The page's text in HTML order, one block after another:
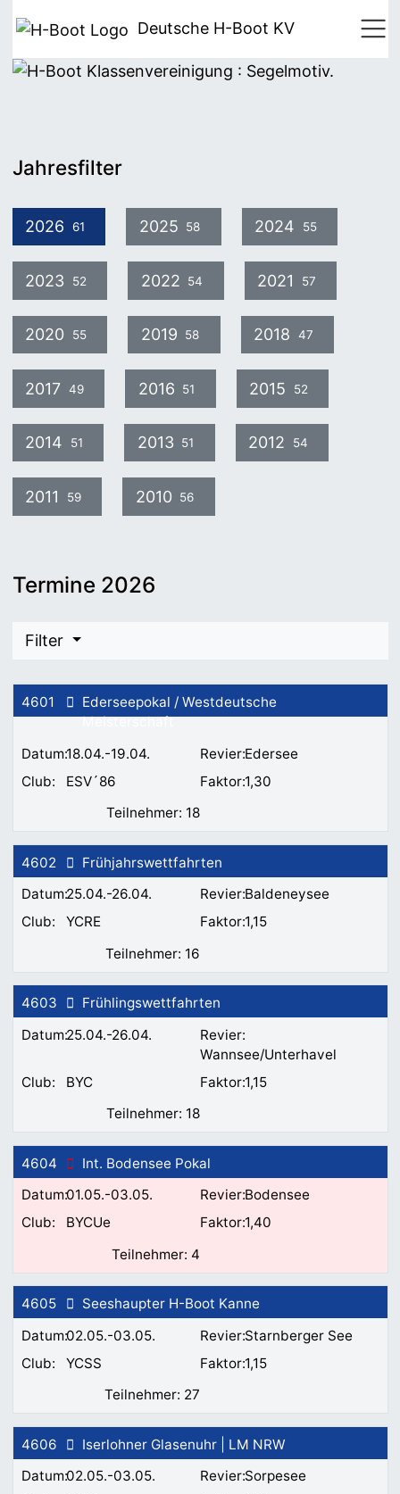
Deutsche H-Boot KV
Jahresfilter
2026 61 2025 58 2024 55
2023 52 2022 54 2021 57
2020 55 2019 58 2018 47
2017 49 2016 51 2015 52
2014 51 2013 51 2012 54
2011 59 2010 56
Termine 2026
Filter
4601
18.04.-19.04.
Ederseepokal / Westdeutsche
Meisterschaft
Edersee
ESV´86
1,30
18
4602
25.04.-26.04.
Frühjahrswettfahrten
Baldeneysee
YCRE
1,15
16
4603
25.04.-26.04.
Frühlingswettfahrten
Wannsee/Unterhavel
BYC
1,15
18
4604
01.05.-03.05.
Int. Bodensee Pokal
Bodensee
BYCUe
1,40
4
4605
02.05.-03.05.
Seeshaupter H-Boot Kanne
Starnberger See
YCSS
1,15
27
4606
02.05.-03.05.
Iserlohner Glasenuhr | LM NRW
Sorpesee